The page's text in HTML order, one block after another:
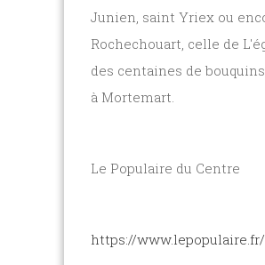
Junien, saint Yriex ou
Rochechouart, celle de
des centaines de
à Mortemart.
Le Populaire du Centre
https://www.lepopulaire.fr/